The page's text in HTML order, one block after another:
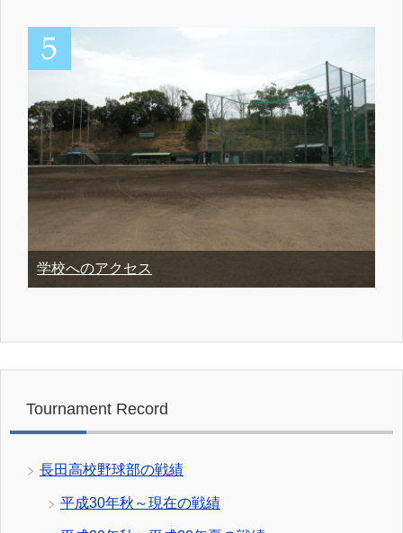
学校へのアクセス
Tournament Record
長田高校野球部の戦績
平成30年秋～現在の戦績